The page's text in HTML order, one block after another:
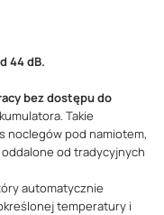
44 dB.
bez dostępu do
Takie
noclegów pod namiotem,
od tradycyjnych
automatycznie
temperatury i